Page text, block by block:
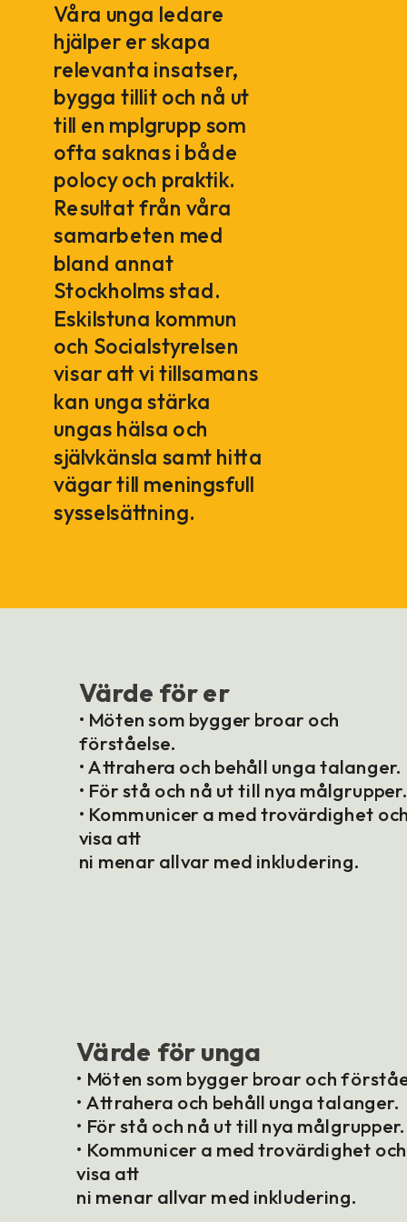
Våra unga ledare
hjälper er skapa
relevanta insatser,
bygga tillit och nå ut
till en mplgrupp som
ofta saknas i både
polocy och praktik.
Resultat från våra
samarbeten med
bland annat
Stockholms stad.
Eskilstuna kommun
och Socialstyrelsen
visar att vi tillsamans
kan unga stärka
ungas hälsa och
självkänsla samt hitta
vägar till meningsfull
sysselsättning.
Värde för er
• Möten som bygger broar och
förståelse.
• Attrahera och behåll unga talanger.
• För stå och nå ut till nya målgrupper.
• Kommunicer a med trovärdighet
visa att
ni menar allvar med inkludering.
Värde för unga
• Möten som bygger broar och
• Attrahera och behåll unga talanger.
• För stå och nå ut till nya målgrupper.
• Kommunicer a med trovärdighet och
visa att
ni menar allvar med inkludering.